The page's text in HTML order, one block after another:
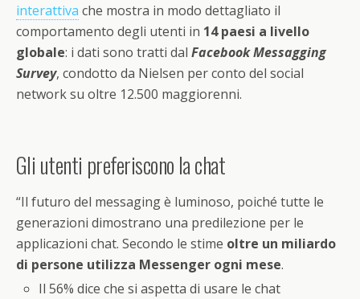
interattiva che mostra in modo dettagliato il
comportamento degli utenti in 14 paesi a livello
globale: i dati sono tratti dal Facebook Messagging
Survey, condotto da Nielsen per conto del social
network su oltre 12.500 maggiorenni.
Gli utenti preferiscono la chat
“Il futuro del messaging è luminoso, poiché tutte le
generazioni dimostrano una predilezione per le
applicazioni chat. Secondo le stime oltre un miliardo
di persone utilizza Messenger ogni mese.
Il 56% dice che si aspetta di usare le chat